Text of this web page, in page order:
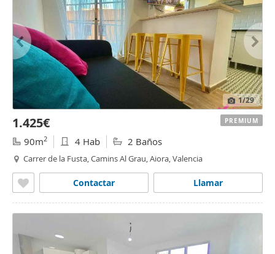
1/29
1.425€
90m2 4 Hab 2 Baños
Carrer de la Fusta, Camins Al Grau, Aiora, Valencia
Llamar
Contactar
PREMIUM